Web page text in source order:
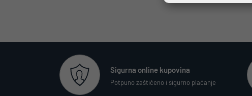
Sigurna online kupovina
Potpuno zaštićeno i sigurno plaćanje